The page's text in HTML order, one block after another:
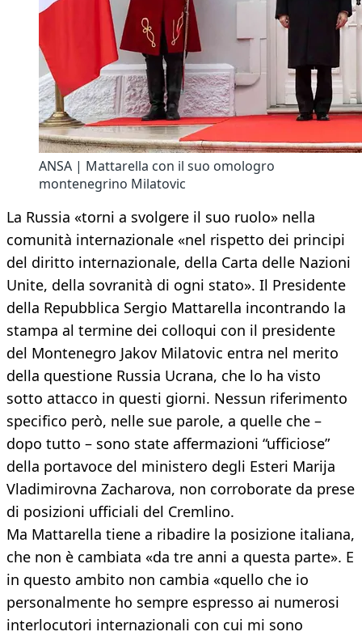
ANSA | Mattarella con il suo omologro
montenegrino Milatovic
La Russia «torni a svolgere il suo ruolo» nella
comunità internazionale «nel rispetto dei principi
del diritto internazionale, della Carta delle Nazioni
Unite, della sovranità di ogni stato». Il Presidente
della Repubblica Sergio Mattarella incontrando la
stampa al termine dei colloqui con il presidente
del Montenegro Jakov Milatovic entra nel merito
della questione Russia Ucrana, che lo ha visto
sotto attacco in questi giorni. Nessun riferimento
specifico però, nelle sue parole, a quelle che –
dopo tutto – sono state affermazioni “ufficiose”
della portavoce del ministero degli Esteri Marija
Vladimirovna Zacharova, non corroborate da prese
di posizioni ufficiali del Cremlino.
Ma Mattarella tiene a ribadire la posizione italiana,
che non è cambiata «da tre anni a questa parte». E
in questo ambito non cambia «quello che io
personalmente ho sempre espresso ai numerosi
interlocutori internazionali con cui mi sono